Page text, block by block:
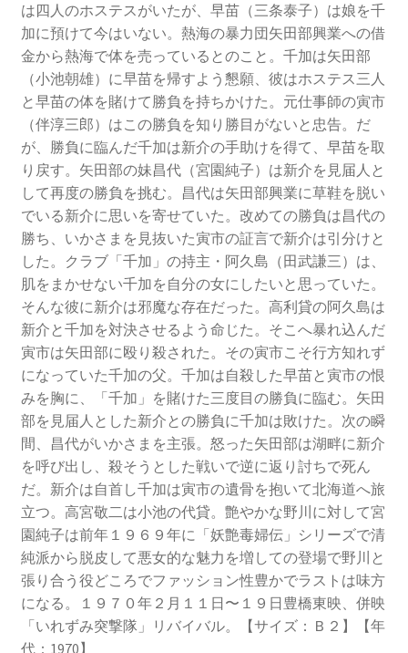
は四人のホステスがいたが、早苗（三条泰子）は娘を千
加に預けて今はいない。熱海の暴力団矢田部興業への借
金から熱海で体を売っているとのこと。千加は矢田部
（小池朝雄）に早苗を帰すよう懇願、彼はホステス三人
と早苗の体を賭けて勝負を持ちかけた。元仕事師の寅市
（伴淳三郎）はこの勝負を知り勝目がないと忠告。だ
が、勝負に臨んだ千加は新介の手助けを得て、早苗を取
り戻す。矢田部の妹昌代（宮園純子）は新介を見届人と
して再度の勝負を挑む。昌代は矢田部興業に草鞋を脱い
でいる新介に思いを寄せていた。改めての勝負は昌代の
勝ち、いかさまを見抜いた寅市の証言で新介は引分けと
した。クラブ「千加」の持主・阿久島（田武謙三）は、
肌をまかせない千加を自分の女にしたいと思っていた。
そんな彼に新介は邪魔な存在だった。高利貸の阿久島は
新介と千加を対決させるよう命じた。そこへ暴れ込んだ
寅市は矢田部に殴り殺された。その寅市こそ行方知れず
になっていた千加の父。千加は自殺した早苗と寅市の恨
みを胸に、「千加」を賭けた三度目の勝負に臨む。矢田
部を見届人とした新介との勝負に千加は敗けた。次の瞬
間、昌代がいかさまを主張。怒った矢田部は湖畔に新介
を呼び出し、殺そうとした戦いで逆に返り討ちで死ん
だ。新介は自首し千加は寅市の遺骨を抱いて北海道へ旅
立つ。高宮敬二は小池の代貸。艶やかな野川に対して宮
園純子は前年１９６９年に「妖艶毒婦伝」シリーズで清
純派から脱皮して悪女的な魅力を増しての登場で野川と
張り合う役どころでファッション性豊かでラストは味方
になる。１９７０年２月１１日〜１９日豊橋東映、併映
「いれずみ突撃隊」リバイバル。【サイズ：Ｂ２】【年
代：1970】